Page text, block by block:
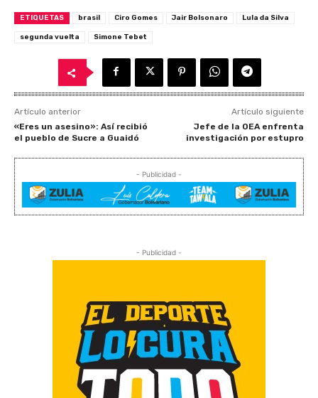
ETIQUETAS brasil Ciro Gomes Jair Bolsonaro Lula da Silva
segunda vuelta Simone Tebet
Artículo anterior
«Eres un asesino»: Así recibió
el pueblo de Sucre a Guaidó
Artículo siguiente
Jefe de la OEA enfrenta
investigación por estupro
- Publicidad -
- Publicidad -